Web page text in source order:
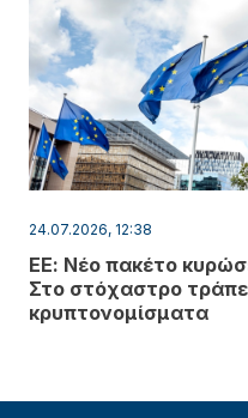
24.07.2026, 12:38
ΕΕ: Νέο πακέτο
Στο στόχαστρο
κρυπτονομίσματα